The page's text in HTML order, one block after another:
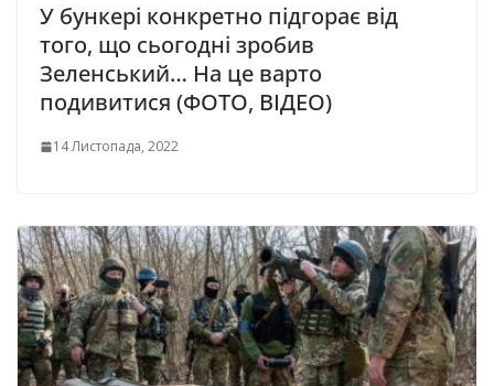
У бункері конкретно підгорає від
того, що сьогодні зробив
Зеленський… На це варто
подивитися (ФОТО, ВІДЕО)
14 Листопада, 2022